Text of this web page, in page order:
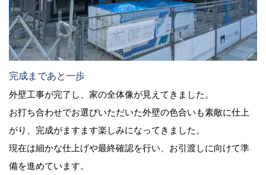
完成まであと一歩
外壁工事が完了し、家の全体像が見えてきました。
お打ち合わせでお選びいただいた外壁の色合いも素敵に仕上
がり、完成がますます楽しみになってきました。
現在は細かな仕上げや最終確認を行い、お引渡しに向けて準
備を進めています。